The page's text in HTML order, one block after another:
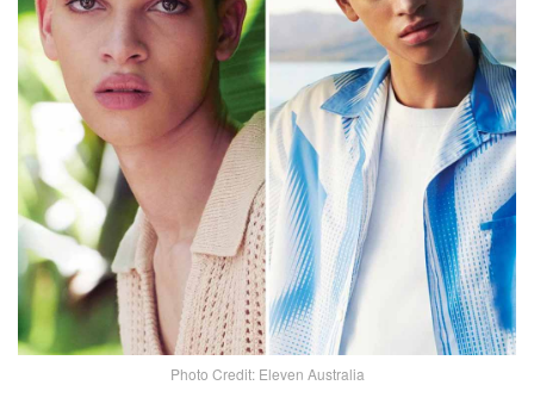
Photo Credit: Eleven Australia